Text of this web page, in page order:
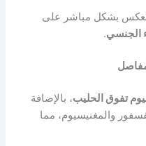
بشكل مباشر على
الجنسي.
تفوق الحليب، بالإضافة
والمغنيسيوم، مما